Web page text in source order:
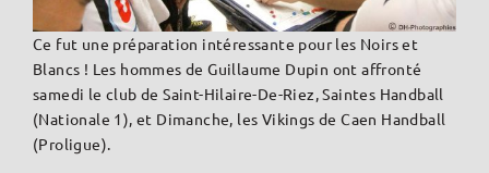
Ce fut une préparation intéressante pour les Noirs et
Blancs ! Les hommes de Guillaume Dupin ont affronté
samedi le club de Saint-Hilaire-De-Riez, Saintes Handball
(Nationale 1), et Dimanche, les Vikings de Caen Handball
(Proligue).